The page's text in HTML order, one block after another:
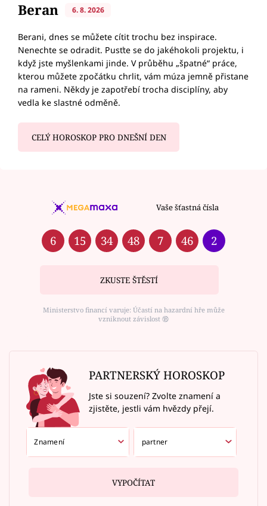
Beran 6. 8. 2026
Berani, dnes se můžete cítit trochu bez inspirace.
Nenechte se odradit. Pusťte se do jakéhokoli projektu, i
když jste myšlenkami jinde. V průběhu „špatné“ práce,
kterou můžete zpočátku chrlit, vám múza jemně přistane
na rameni. Někdy je zapotřebí trocha disciplíny, aby
vedla ke slastné odměně.
CELÝ HOROSKOP PRO DNEŠNÍ DEN
Vaše šťastná čísla
6 15 34 48 7 46 2
ZKUSTE ŠTĚSTÍ
Ministerstvo financí varuje: Účastí na hazardní hře může
vzniknout závislost ⑱
PARTNERSKÝ HOROSKOP
Jste si souzení? Zvolte znamení a
zjistěte, jestli vám hvězdy přejí.
VYPOČÍTAT